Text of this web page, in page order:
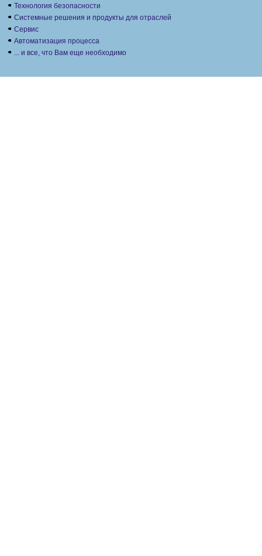
Технология безопасности
Системные решения и продукты для отраслей
Сервис
Автоматизация процесса
... и все, что Вам еще необходимо